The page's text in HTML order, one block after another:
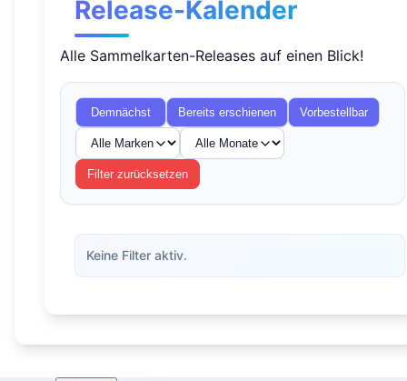
Release-Kalender
Alle Sammelkarten-Releases auf einen Blick!
Demnächst Bereits erschienen Vorbestellbar
Filter zurücksetzen
Keine Filter aktiv.